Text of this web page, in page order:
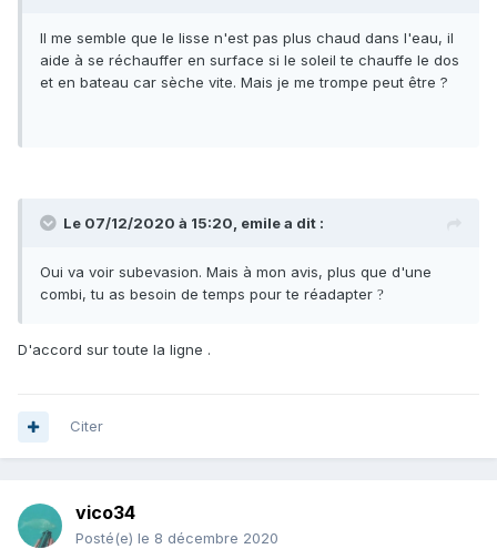
Il me semble que le lisse n'est pas plus chaud dans l'eau, il
aide à se réchauffer en surface si le soleil te chauffe le dos
et en bateau car sèche vite. Mais je me trompe peut être ?
Le 07/12/2020 à 15:20, emilea dit :
Oui va voir subevasion. Mais à mon avis, plus que d'une
combi, tu as besoin de temps pour te réadapter ?
D'accord sur toute la ligne .
Citer
vico34
Posté(e) le 8 décembre 2020